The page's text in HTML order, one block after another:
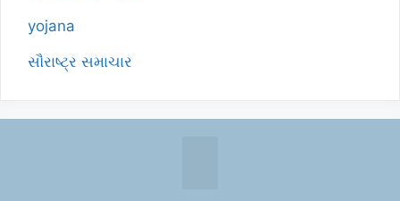
yojana
સૌરાષ્ટ્ર સમાચાર